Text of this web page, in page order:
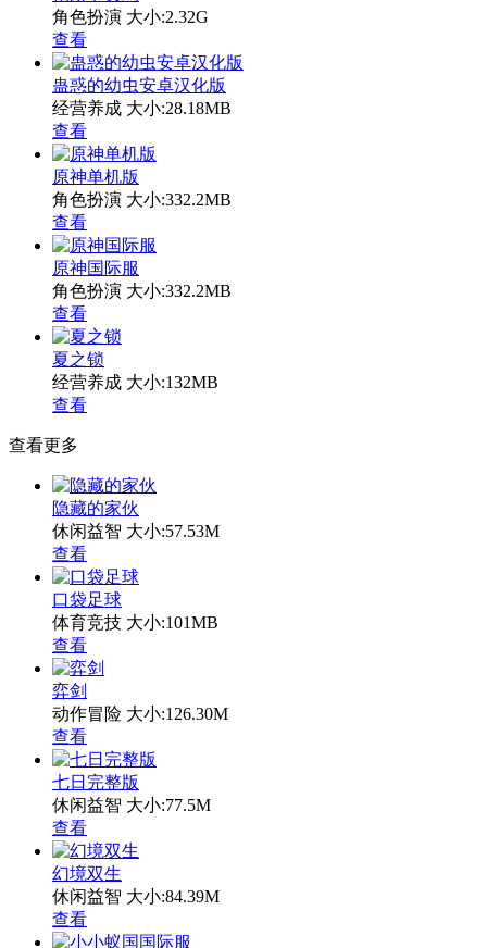
角色扮演 大小:2.32G
查看
蛊惑的幼虫安卓汉化版
经营养成 大小:28.18MB
查看
原神单机版
角色扮演 大小:332.2MB
查看
原神国际服
角色扮演 大小:332.2MB
查看
夏之锁
经营养成 大小:132MB
查看
查看更多
隐藏的家伙
休闲益智 大小:57.53M
查看
口袋足球
体育竞技 大小:101MB
查看
弈剑
动作冒险 大小:126.30M
查看
七日完整版
休闲益智 大小:77.5M
查看
幻境双生
休闲益智 大小:84.39M
查看